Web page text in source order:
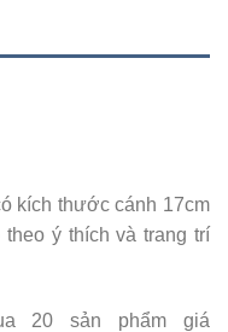
kích thước cánh 17cm
ý thích và trang trí
20 sản phẩm giá